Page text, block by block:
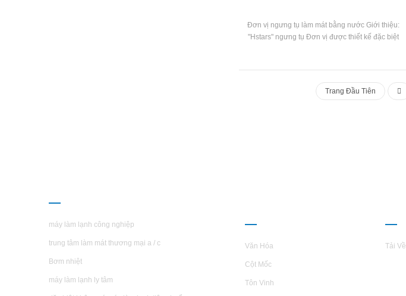
Đơn vị ngưng tụ làm mát bằng nước Giới thiệu:
"Hstars" ngưng tụ Đơn vị được thiết kế đặc biệt
A Bán kín Máy nén khí vít và được trang bị vỏ và
ống Loại Bình ngưng. Thích hợp để chế biến
thực phẩm, điện lạnh và làm mát thương mại và
Trang Đầu Tiên
máy làm lạnh công nghiệp
trung tâm làm mát thương mại a / c
Bơm nhiệt
máy làm lạnh ly tâm
Văn Hóa
Cột Mốc
Tôn Vinh
Tải Về